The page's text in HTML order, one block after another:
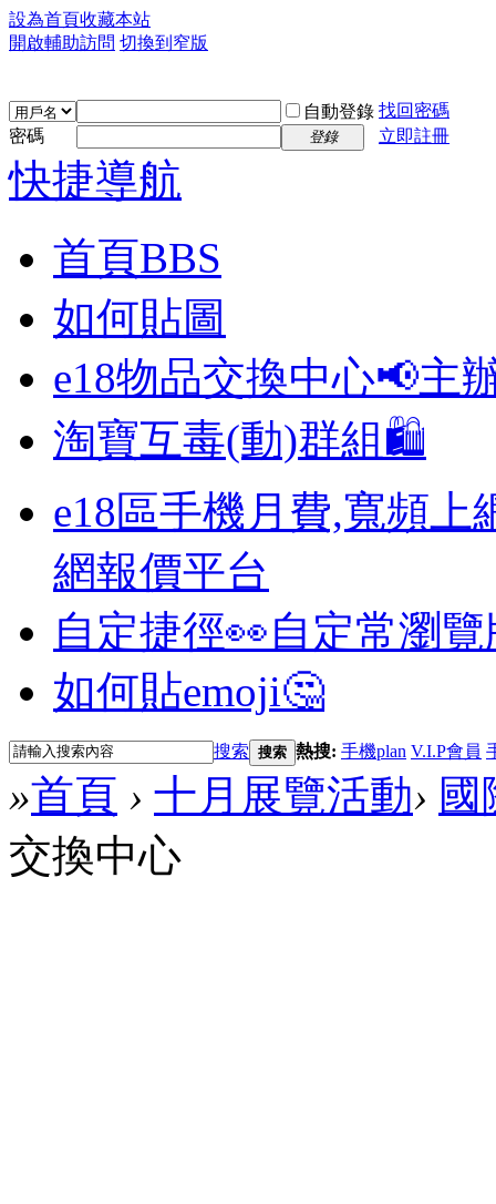
設為首頁收藏本站
開啟輔助訪問 切換到窄版
自動登錄 找回密碼
密碼
登錄 立即註冊
快捷導航
首頁BBS
如何貼圖
e18物品交換中心📢主
淘寶互毒(動)群組🛍️
e18區手機月費,寬頻上
網報價平台
自定捷徑👀自定常瀏
如何貼emoji🤔
搜索 搜索 熱搜: 手機plan V.I.P會員
»首頁 › 十月展覽活動› 國
交換中心